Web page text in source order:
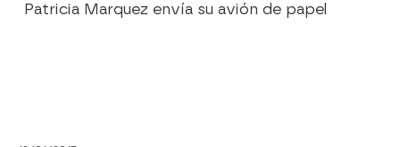
Patricia Marquez envía su avión de papel